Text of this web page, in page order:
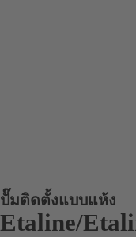
ปั๊มติดตั้งแบบแห้ง
Etaline/